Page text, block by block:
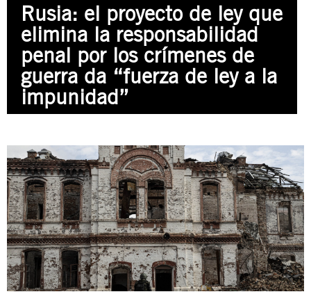
PREGUNTAS FRECUENTES
ÁREAS TEMÁTICAS
JUSTICIA INTERNACIONAL
EDUCACIÓN EN DERECHOS HUMANOS Y JÓVENES
PRENSA
SUSCRIBITE
PREGUNTAS FRECUENTES
Rusia: el proyecto de ley que
elimina la responsabilidad
penal por los crímenes de
guerra da “fuerza de ley a la
impunidad”